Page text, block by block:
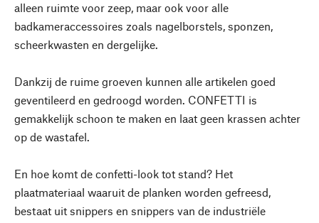
alleen ruimte voor zeep, maar ook voor alle
badkameraccessoires zoals nagelborstels, sponzen,
scheerkwasten en dergelijke.
Dankzij de ruime groeven kunnen alle artikelen goed
geventileerd en gedroogd worden. CONFETTI is
gemakkelijk schoon te maken en laat geen krassen achter
op de wastafel.
En hoe komt de confetti-look tot stand? Het
plaatmateriaal waaruit de planken worden gefreesd,
bestaat uit snippers en snippers van de industriële